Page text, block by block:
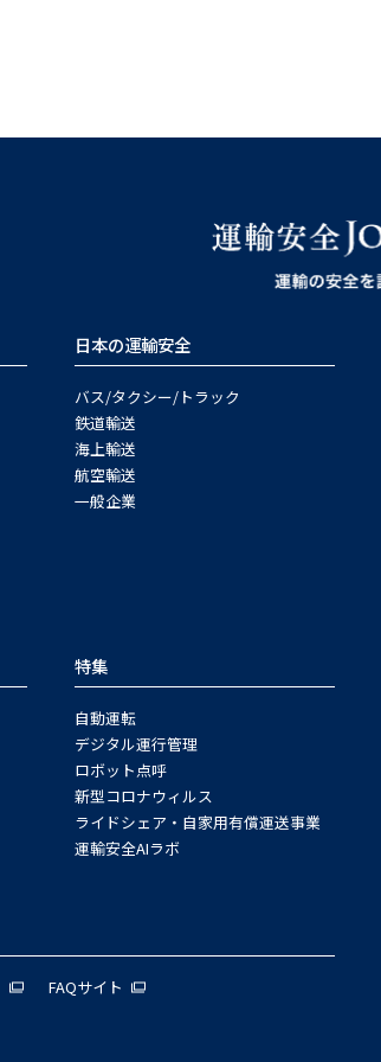
日本の運輸安全
バス/タクシー/トラック
鉄道輸送
海上輸送
航空輸送
一般企業
特集
自動運転
デジタル運行管理
ロボット点呼
新型コロナウィルス
ライドシェア・自家用有償運送事業
運輸安全AIラボ
FAQサイト